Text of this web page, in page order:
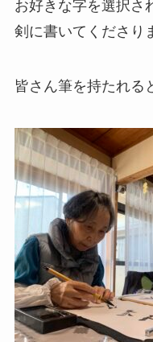
お好きな字を選択さ
剣に書いてくださり
皆さん筆を持たれる